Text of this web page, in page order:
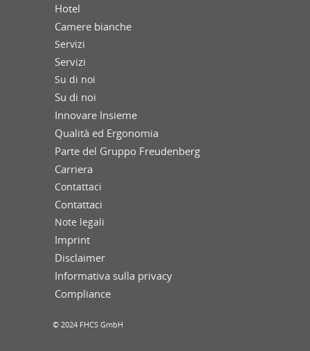
Hotel
Camere bianche
Servizi
Servizi
Su di noi
Su di noi
Innovare Insieme
Qualità ed Ergonomia
Parte del Gruppo Freudenberg
Carriera
Contattaci
Contattaci
Note legali
Imprint
Disclaimer
Informativa sulla privacy
Compliance
© 2024 FHCS GmbH